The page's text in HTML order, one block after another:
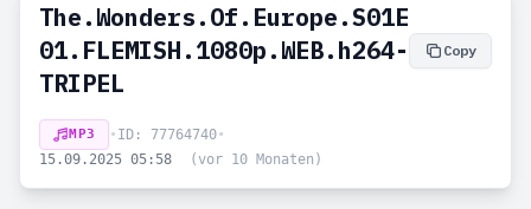
The.Wonders.Of.Europe.S01E
01.FLEMISH.1080p.WEB.h264-
TRIPEL
Copy
MP3 • ID: 77764740•
15.09.2025 05:58
(vor 10 Monaten)